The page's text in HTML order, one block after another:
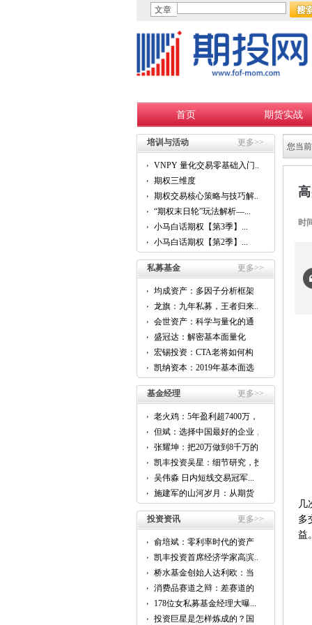
文章
首页 期货实战
培训与活动 更多>>
VNPY 量化交易零基础入门...
期权三维度
期权交易核心策略与技巧解...
“期权末日轮”玩法解析—...
小马白话期权【第3季】...
小马白话期权【第2季】...
私募基金 更多>>
均成资产：多因子分析框架
的...
龙旗：九年私募，王者归来...
会世资产：科学与量化的通
用...
盛冠达：解密基本面量化
CTA...
宏锡投资：CTA老将如何构
建...
凯纳资本：2019年基本面选
股...
基金经理
更多>>
老火鸡：5年盈利超7400万，
他...
但斌：选择中国最好的企业，
跟...
张耀坤：把20万做到8千万的...
凯丰投资吴星：细节研究，投
资...
吴伟淼 日内短线交易冠军...
施建军的山河岁月：从期货
到...
投资资讯
更多>>
俞培斌：零利率时代的资产
配...
凯丰投资首席经济学家高滨...
桥水基金创始人达利欧：当
前...
消费品赛道之辩：差赛道的
好...
178位女私募基金经理大曝...
投资巨星是怎样炼成的？国
您当
时
几
多
益